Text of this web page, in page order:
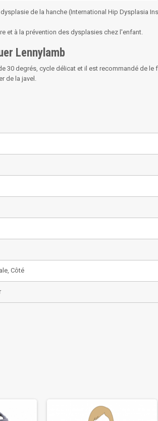
de la hanche (International Hip Dysplasia
et à la prévention des dysplasies chez l'enfant.
Lennylamb
30 degrés, cycle délicat et il est recommandé de le
de la javel.
Côté